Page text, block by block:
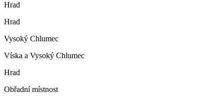
Hrad
Hrad
Vysoký Chlumec
Víska a Vysoký Chlumec
Hrad
Obřadní místnost